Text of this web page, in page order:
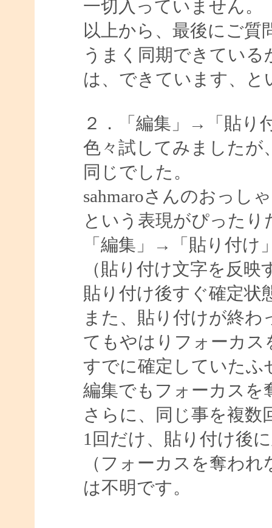
一切入っていません。
以上から、最後にご質
うまく同期できている
は、できています、
２．「編集」→「貼り
色々試してみましたが
同じでした。
sahmaroさんのおっし
という表現がぴったり
「編集」→「貼り付け
（貼り付け文字を反
貼り付け後すぐ確定状
また、貼り付けが終
てもやはりフォーカス
すでに確定していたふ
編集でもフォーカスを
さらに、同じ事を複数
1回だけ、貼り付け後
（フォーカスを奪わ
は不明です。